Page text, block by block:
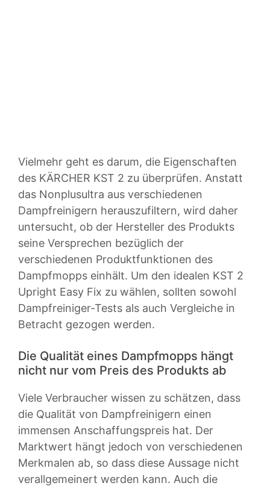
Vielmehr geht es darum, die Eigenschaften
des KÄRCHER KST 2 zu überprüfen. Anstatt
das Nonplusultra aus verschiedenen
Dampfreinigern herauszufiltern, wird daher
untersucht, ob der Hersteller des Produkts
seine Versprechen bezüglich der
verschiedenen Produktfunktionen des
Dampfmopps einhält. Um den idealen KST 2
Upright Easy Fix zu wählen, sollten sowohl
Dampfreiniger-Tests als auch Vergleiche in
Betracht gezogen werden.
Die Qualität eines Dampfmopps hängt
nicht nur vom Preis des Produkts ab
Viele Verbraucher wissen zu schätzen, dass
die Qualität von Dampfreinigern einen
immensen Anschaffungspreis hat. Der
Marktwert hängt jedoch von verschiedenen
Merkmalen ab, so dass diese Aussage nicht
verallgemeinert werden kann. Auch die